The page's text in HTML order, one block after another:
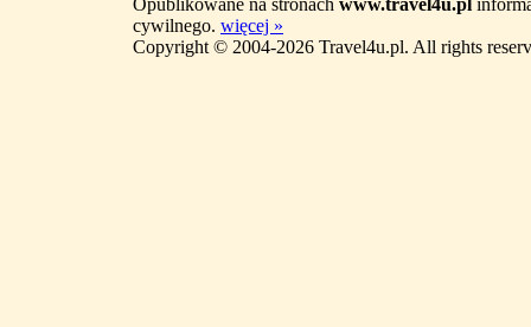
Opublikowane na stronach www.travel4u.pl
cywilnego. więcej »
Copyright © 2004-2026 Travel4u.pl. All rights